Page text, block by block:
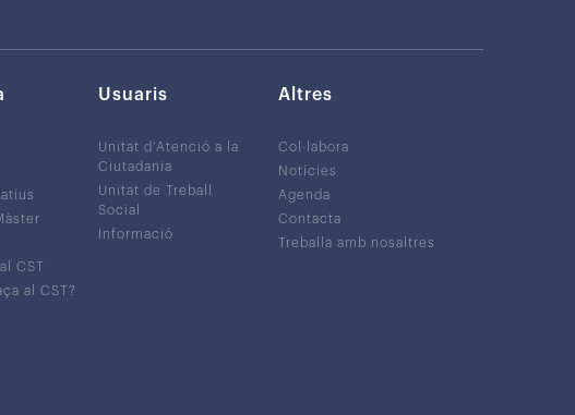
CST
al CST?
Usuaris
Unitat d’Atenció a la
Ciutadania
Unitat de Treball
Social
Informació
Altres
Col·labora
Notícies
Agenda
Contacta
Treballa amb nosaltres